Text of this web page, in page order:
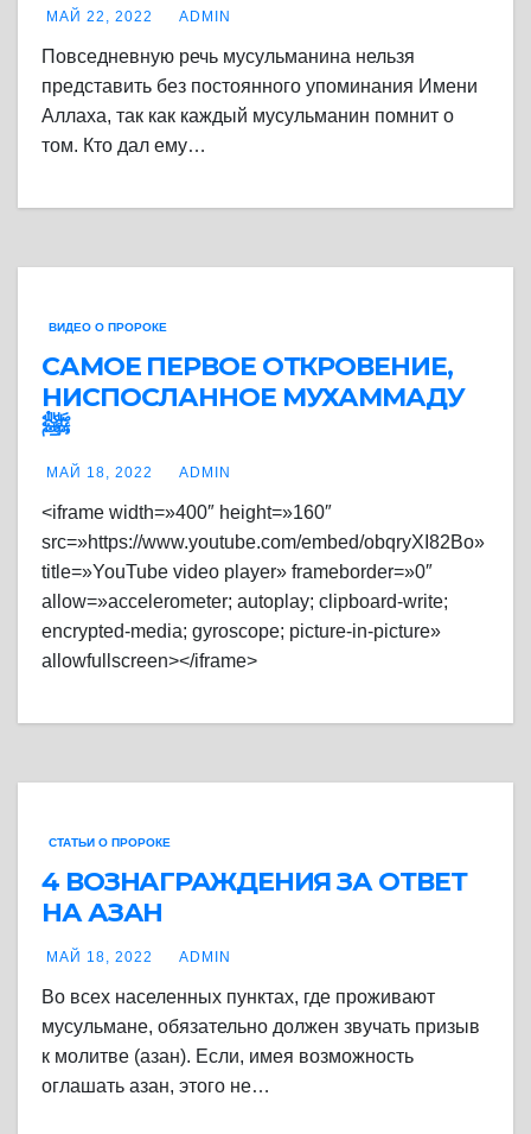
МАЙ 22, 2022 ADMIN
Повседневную речь мусульманина нельзя
представить без постоянного упоминания Имени
Аллаха, так как каждый мусульманин помнит о
том. Кто дал ему…
ВИДЕО О ПРОРОКЕ
САМОЕ ПЕРВОЕ ОТКРОВЕНИЕ,
НИСПОСЛАННОЕ МУХАММАДУ
ﷺ
МАЙ 18, 2022 ADMIN
<iframe width=»400″ height=»160″
src=»https://www.youtube.com/embed/obqryXI82Bo»
title=»YouTube video player» frameborder=»0″
allow=»accelerometer; autoplay; clipboard-write;
encrypted-media; gyroscope; picture-in-picture»
allowfullscreen></iframe>
СТАТЬИ О ПРОРОКЕ
4 ВОЗНАГРАЖДЕНИЯ ЗА ОТВЕТ
НА АЗАН
МАЙ 18, 2022 ADMIN
Во всех населенных пунктах, где проживают
мусульмане, обязательно должен звучать призыв
к молитве (азан). Если, имея возможность
оглашать азан, этого не…